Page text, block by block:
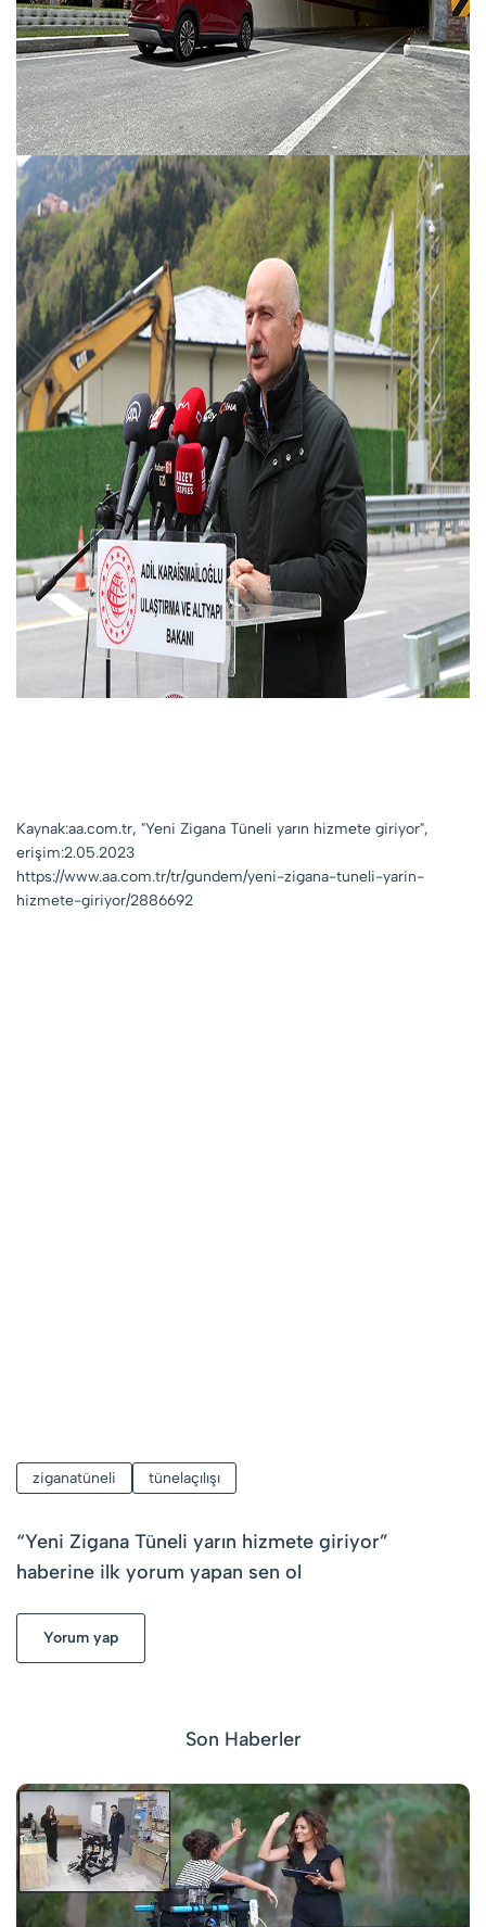
Kaynak:aa.com.tr, "Yeni Zigana Tüneli yarın hizmete giriyor",
erişim:2.05.2023
https://www.aa.com.tr/tr/gundem/yeni-zigana-tuneli-yarin-
hizmete-giriyor/2886692
ziganatüneli tünelaçılışı
“Yeni Zigana Tüneli yarın hizmete giriyor”
haberine ilk yorum yapan sen ol
Yorum yap
Son Haberler